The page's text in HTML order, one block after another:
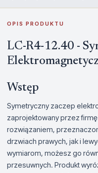
OPIS PRODUKTU
LC-R4-12.40 -
Wstęp
Symetryczny zaczep
zaprojektowany przez firmę
rozwiązaniem,
drzwiach prawych, jak i
wymiarom, możesz go
przesuwnych. Produkt